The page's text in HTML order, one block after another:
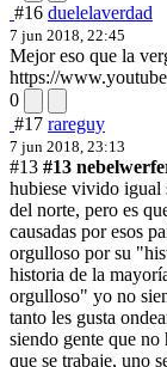
#16 duelelaverdad
7 jun 2018, 22:45
Mejor eso que la
https://
0
#17 rareguy
7 jun 2018, 23:13
#13 #13
hubiese vivido igual
del norte, pero es
causadas por esos
orgulloso por su
historia de la
orgulloso" yo no
tanto les gusta
siendo gente que
que se trabaje, uno